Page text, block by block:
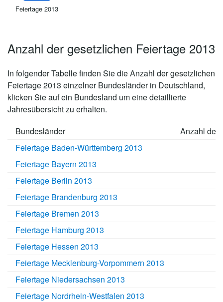
Feiertage 2013
Anzahl der gesetzlichen Feiertage 2013
In folgender Tabelle finden Sie die Anzahl dergesetzlichen
Feiertage 2013 einzelner Bundesländer in Deutschland,
klicken Sie auf ein Bundesland um eine detaillierte
Jahresübersicht zu erhalten.
Bundesländer
Anzahl der
Feiertage Baden-Württemberg 2013
Feiertage Bayern 2013
Feiertage Berlin 2013
Feiertage Brandenburg 2013
Feiertage Bremen 2013
Feiertage Hamburg 2013
Feiertage Hessen 2013
Feiertage Mecklenburg-Vorpommern 2013
Feiertage Niedersachsen 2013
Feiertage Nordrhein-Westfalen 2013